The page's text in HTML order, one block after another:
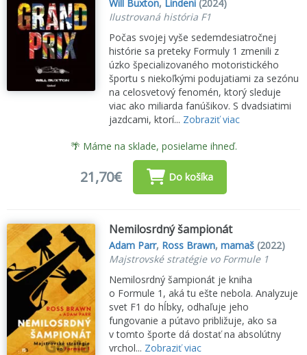
Will Buxton, Lindeni (2024)
Ilustrovaná história F1
Počas svojej vyše sedemdesiatročnej
histórie sa preteky Formuly 1 zmenili z
úzko špecializovaného motoristického
športu s niekoľkými podujatiami za sezónu
na celosvetový fenomén, ktorý sleduje
viac ako miliarda fanúšikov. S dvadsiatimi
jazdcami, ktorí... Zobraziť viac
🌴 Máme na sklade, posielame ihneď.
21,70€ Do košíka
Nemilosrdný šampionát
Adam Parr, Ross Brawn,mamaš (2022)
Majstrovské stratégie vo Formule 1
Nemilosrdný šampionát je kniha
o Formule 1, aká tu ešte nebola. Analyzuje
svet F1 do hĺbky, odhaľuje jeho
fungovanie a pútavo približuje, ako sa
v tomto športe dá dostať na absolútny
vrchol... Zobraziť viac